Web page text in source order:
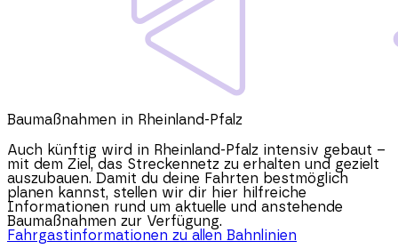
Baumaßnahmen in Rheinland-Pfalz
Auch künftig wird in Rheinland-Pfalz intensiv gebaut –
mit dem Ziel, das Streckennetz zu erhalten und gezielt
auszubauen. Damit du deine Fahrten bestmöglich
planen kannst, stellen wir dir hier hilfreiche
Informationen rund um aktuelle und anstehende
Baumaßnahmen zur Verfügung.
Fahrgastinformationen zu allen Bahnlinien